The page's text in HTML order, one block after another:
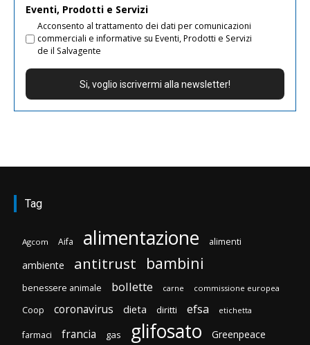
Eventi, Prodotti e Servizi
Acconsento al trattamento dei dati per comunicazioni
commerciali e informative su Eventi, Prodotti e Servizi
de il Salvagente
Tag
Agcom Aifa alimentazione alimenti
ambiente antitrust bambini
benessere animale bollette carne commissione europea
Coop coronavirus dieta diritti efsa etichetta
farmaci francia gas glifosato Greenpeace